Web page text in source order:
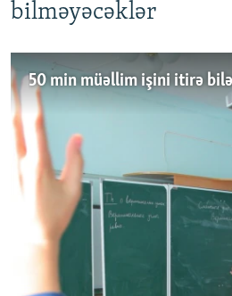
bilməyəcəklər